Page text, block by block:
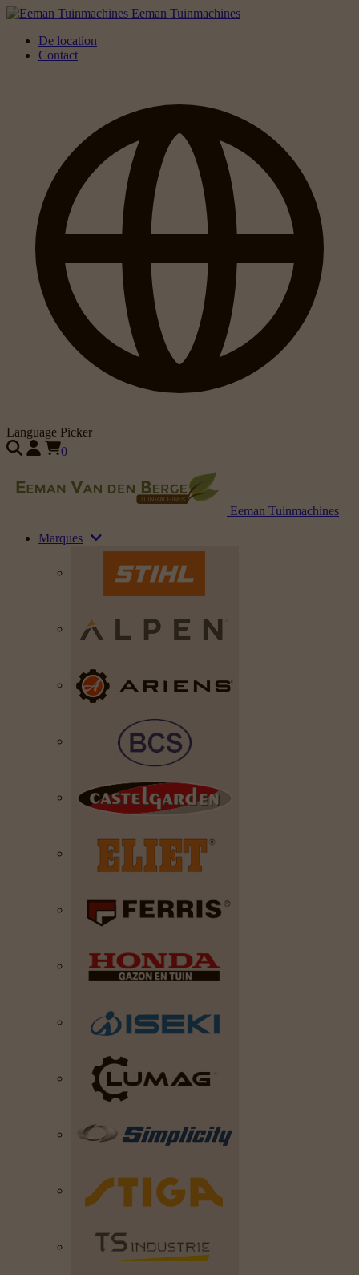
Eeman Tuinmachines
De location
Contact
Language Picker
0
Eeman Tuinmachines
Marques